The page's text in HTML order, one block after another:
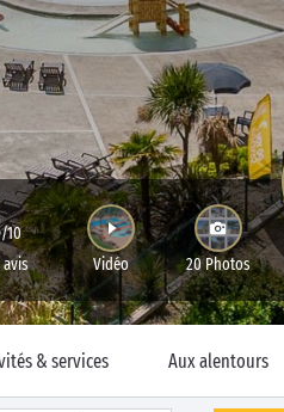
/10
avis
Vidéo 20 Photos
& services Aux alentours